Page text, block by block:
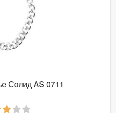
Солид AS 0711